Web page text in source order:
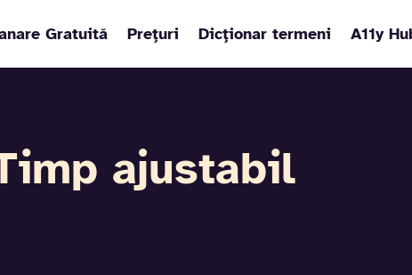
Gratuită Prețuri Dicționar termeni A11y
ajustabil